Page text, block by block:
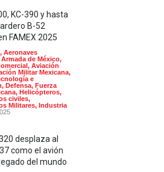
KC-390 y hasta
B-52
FAMEX 2025
, Aeronaves
Armada de México,
, Aviación
Militar Mexicana,
e
, Defensa, Fuerza
, Helicópteros,
civiles,
Militares, Industria
desplaza al
como el avión
del mundo